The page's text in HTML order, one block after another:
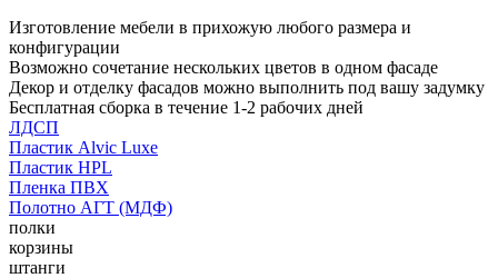
Изготовление мебели в прихожую любого размера и
конфигурации
Возможно сочетание нескольких цветов в одном фасаде
Декор и отделку фасадов можно выполнить под вашу задумку
Бесплатная сборка в течение 1-2 рабочих дней
ЛДСП
Пластик Alvic Luxe
Пластик HPL
Пленка ПВХ
Полотно АГТ (МДФ)
полки
корзины
штанги